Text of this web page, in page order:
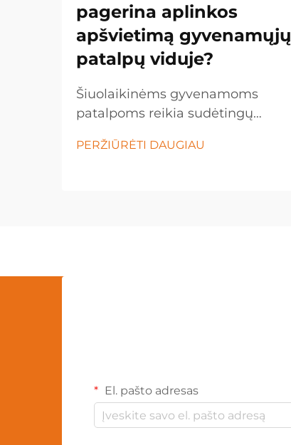
pagerina aplinkos
apšvietimą gyvenamųjų
patalpų viduje?
Šiuolaikinėms gyvenamoms
patalpoms reikia sudėtingų
tiek funkcionalumą, tiek estetinį
PERŽIŪRĖTI DAUGIAU
El. pašto adresas